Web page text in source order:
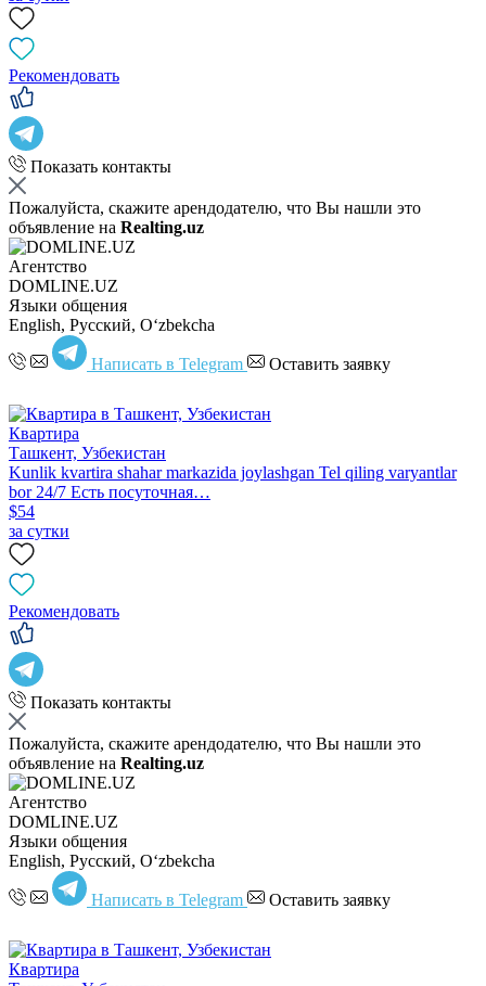
Рекомендовать
Показать контакты
Пожалуйста, скажите арендодателю, что Вы нашли это
объявление на Realting.uz
Агентство
DOMLINE.UZ
Языки общения
English, Русский, Oʻzbekcha
Написать в Telegram Оставить заявку
Квартира
Ташкент, Узбекистан
Kunlik kvartira shahar markazida joylashgan Tel qiling varyantlar
bor 24/7 Есть посуточная…
$54
за сутки
Рекомендовать
Показать контакты
Пожалуйста, скажите арендодателю, что Вы нашли это
объявление на Realting.uz
Агентство
DOMLINE.UZ
Языки общения
English, Русский, Oʻzbekcha
Написать в Telegram Оставить заявку
Квартира